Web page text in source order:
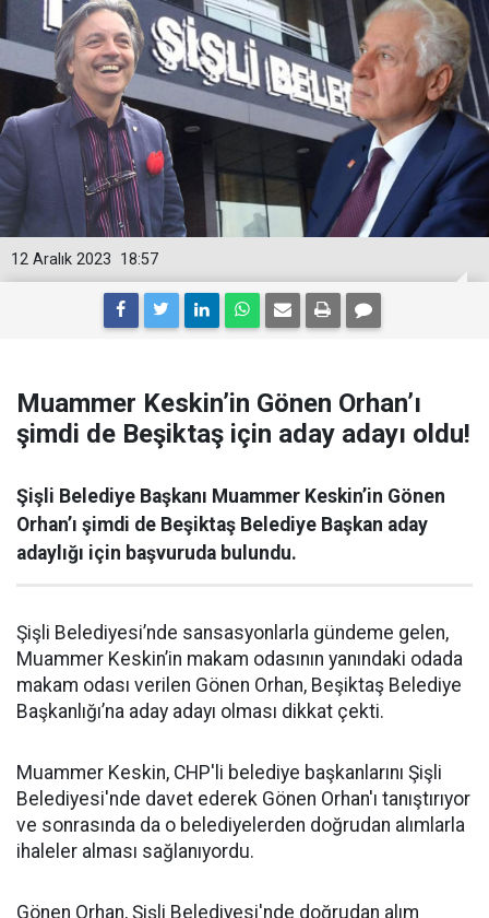
18:57
12 Aralık 2023
Muammer Keskin’in Gönen Orhan’ı
şimdi de Beşiktaş için aday adayı oldu!
Şişli Belediye Başkanı Muammer Keskin’in Gönen
Orhan’ı şimdi de Beşiktaş Belediye Başkan aday
adaylığı için başvuruda bulundu.
Şişli Belediyesi’nde sansasyonlarla gündeme gelen,
Muammer Keskin’in makam odasının yanındaki odada
makam odası verilen Gönen Orhan, Beşiktaş Belediye
Başkanlığı’na aday adayı olması dikkat çekti.
Muammer Keskin, CHP'li belediye başkanlarını Şişli
Belediyesi'nde davet ederek Gönen Orhan'ı tanıştırıyor
ve sonrasında da o belediyelerden doğrudan alımlarla
ihaleler alması sağlanıyordu.
Gönen Orhan, Şişli Belediyesi'nde doğrudan alım